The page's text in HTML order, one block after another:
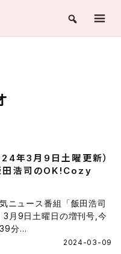
年3月9日土曜更新）
田浩司のOK!Cozy
ニュース番組「飯田浩司
月9日土曜日の増刊号,今
分...
2024-03-09